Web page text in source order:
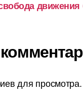
для просмотра.